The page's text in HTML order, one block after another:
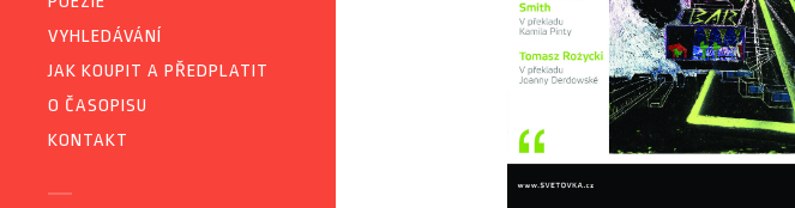
VYHLEDÁVÁNÍ
JAK KOUPIT A PŘEDPLATIT
O ČASOPISU
KONTAKT